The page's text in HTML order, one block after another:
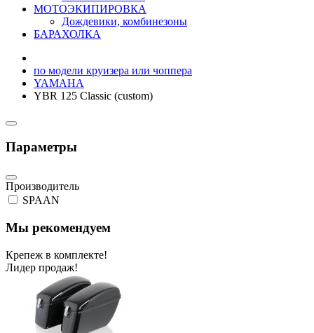
МОТОЭКИПИРОВКА
Дождевики, комбинезоны
БАРАХОЛКА
по модели круизера или чоппера
YAMAHA
YBR 125 Classic (custom)
Параметры
Производитель
SPAAN
Мы рекомендуем
Крепеж в комплекте!
Лидер продаж!